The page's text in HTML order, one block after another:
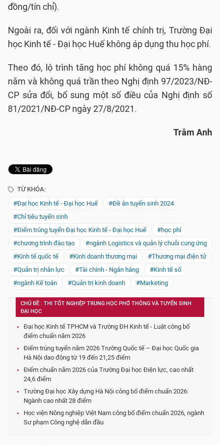
đồng/tín chỉ).
Ngoài ra, đối với ngành Kinh tế chính trị, Trường Đại
học Kinh tế - Đại học Huế không áp dụng thu học phí.
Theo đó, lộ trình tăng học phí không quá 15% hàng
năm và không quá trần theo Nghị định 97/2023/NĐ-
CP sửa đổi, bổ sung một số điều của Nghị định số
81/2021/NĐ-CP ngày 27/8/2021.
Trâm Anh
TỪ KHÓA:
#Đại học Kinh tế - Đại học Huế
#Đề án tuyển sinh 2024
#Chỉ tiêu tuyển sinh
#Điểm trúng tuyển Đại học Kinh tế - Đại học Huế
#học phí
#chương trình đào tạo
#ngành Logistics và quản lý chuỗi cung ứng
#Kinh tế quốc tế
#Kinh doanh thương mại
#Thương mại điện tử
#Quản trị nhân lực
#Tài chính - Ngân hàng
#Kinh tế số
#ngành Kế toán
#Quản trị kinh doanh #Marketing
CHỦ ĐỀ : THI TỐT NGHIỆP TRUNG HỌC PHỔ THÔNG VÀ TUYỂN SINH
ĐẠI HỌC
Đại học Kinh tế TPHCM và Trường ĐH Kinh tế - Luật công bố
điểm chuẩn năm 2026
Điểm trúng tuyển năm 2026 Trường Quốc tế – Đại học Quốc gia
Hà Nội dao động từ 19 đến 21,25 điểm
Điểm chuẩn năm 2026 của Trường Đại học Điện lực, cao nhất
24,6 điểm
Trường Đại học Xây dựng Hà Nội công bố điểm chuẩn 2026:
Ngành cao nhất 28 điểm
Học viện Nông nghiệp Việt Nam công bố điểm chuẩn 2026, ngành
Sư phạm Công nghệ dẫn đầu